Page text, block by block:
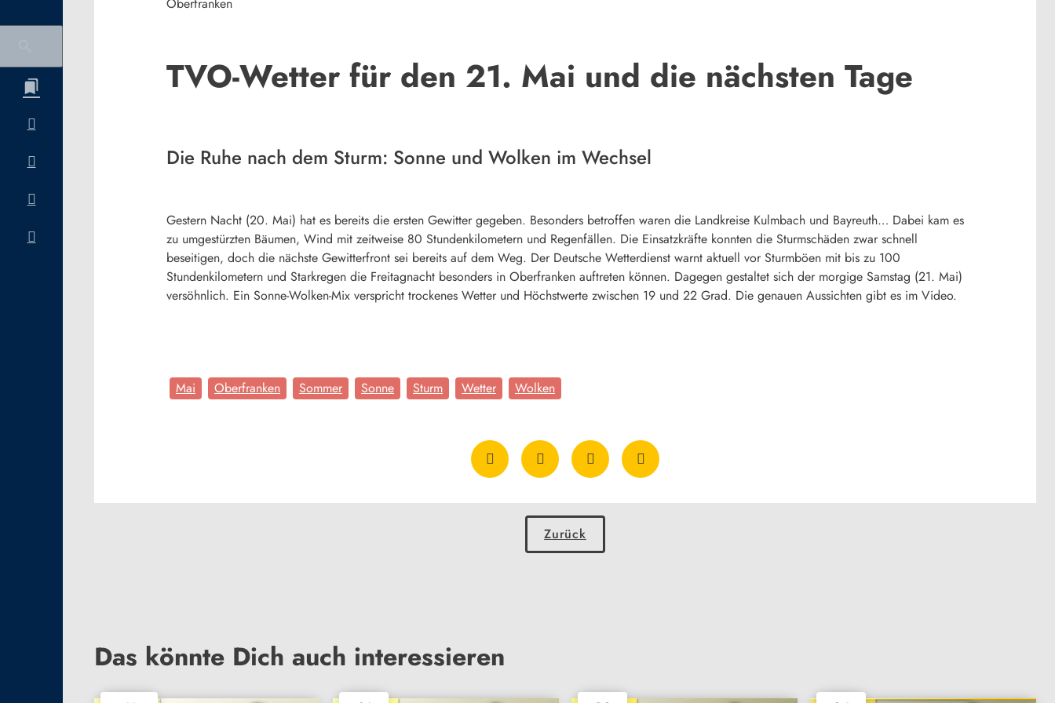
Oberfranken
TVO-Wetter für den 21. Mai und die nächsten Tage
Die Ruhe nach dem Sturm: Sonne und Wolken im Wechsel
Gestern Nacht (20. Mai) hat es bereits die ersten Gewitter gegeben. Besonders betroffen waren die Landkreise Kulmbach und Bayreuth… Dabei kam es
zu umgestürzten Bäumen, Wind mit zeitweise 80 Stundenkilometern und Regenfällen. Die Einsatzkräfte konnten die Sturmschäden zwar schnell
beseitigen, doch die nächste Gewitterfront sei bereits auf dem Weg. Der Deutsche Wetterdienst warnt aktuell vor Sturmböen mit bis zu 100
Stundenkilometern und Starkregen die Freitagnacht besonders in Oberfranken auftreten können. Dagegen gestaltet sich der morgige Samstag (21. Mai)
versöhnlich. Ein Sonne-Wolken-Mix verspricht trockenes Wetter und Höchstwerte zwischen 19 und 22 Grad. Die genauen Aussichten gibt es im Video.
Mai Oberfranken Sommer Sonne Sturm Wetter Wolken
Zurück
Das könnte Dich auch interessieren